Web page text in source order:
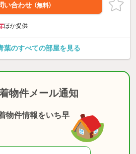
い合わせ （無料）
ほか提供
葉のすべての部屋を見る
物件メール通知
物件情報をいち早